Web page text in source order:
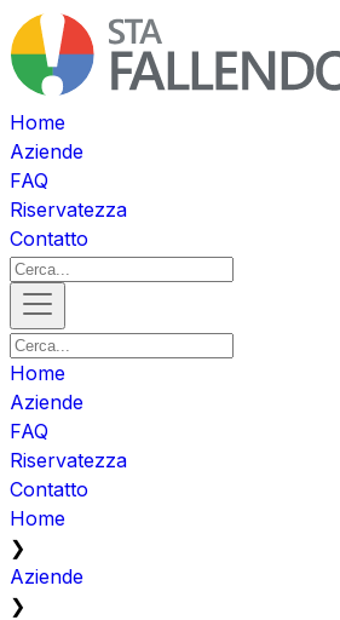
Home
Aziende
FAQ
Riservatezza
Contatto
Home
Aziende
FAQ
Riservatezza
Contatto
Home
❯
Aziende
❯